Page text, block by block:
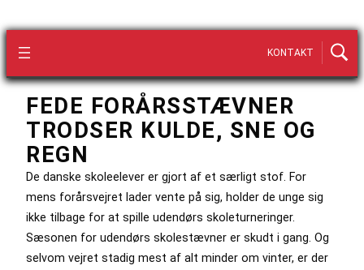
KONTAKT
FEDE FORÅRSSTÆVNER
TRODSER KULDE, SNE OG
REGN
De danske skoleelever er gjort af et særligt stof. For
mens forårsvejret lader vente på sig, holder de unge sig
ikke tilbage for at spille udendørs skoleturneringer.
Sæsonen for udendørs skolestævner er skudt i gang. Og
selvom vejret stadig mest af alt minder om vinter, er der